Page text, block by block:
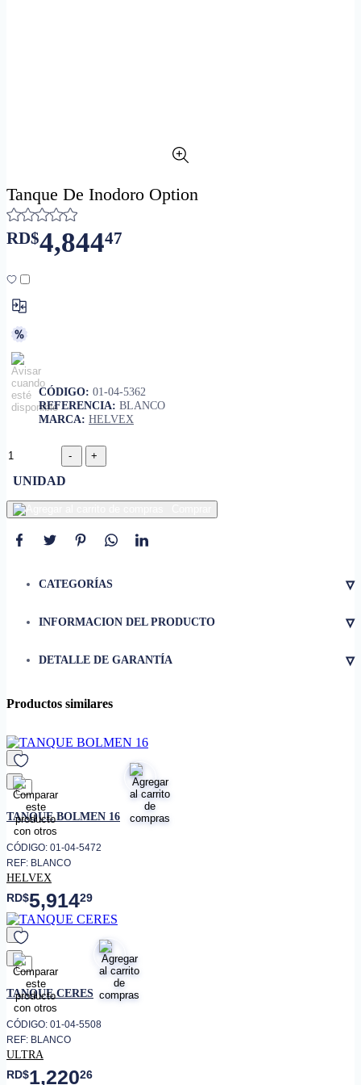
Tanque De Inodoro Option
RD$4,84447
CÓDIGO: 01-04-5362
REFERENCIA: BLANCO
MARCA: HELVEX
UNIDAD
CATEGORÍAS ▿
INFORMACION DEL PRODUCTO ▿
• Tanque de 1 descarga
• Altura de confort 411 mm
inodoro redondo
• Producto con grado ecológico
DETALLE DE GARANTÍA ▿
Productos similares
favorito
TANQUE BOLMEN 16
CÓDIGO: 01-04-5472
REF: BLANCO
HELVEX
RD$5,91429
favorito
TANQUE CERES
CÓDIGO: 01-04-5508
REF: BLANCO
ULTRA
RD$1,22026